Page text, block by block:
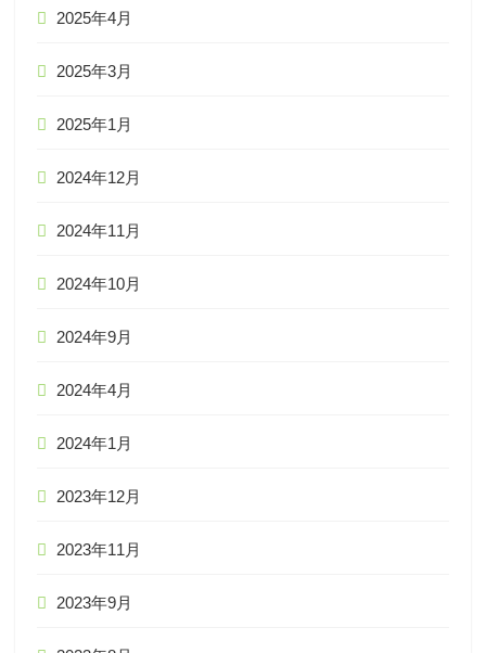
2025年4月
2025年3月
2025年1月
2024年12月
2024年11月
2024年10月
2024年9月
2024年4月
2024年1月
2023年12月
2023年11月
2023年9月